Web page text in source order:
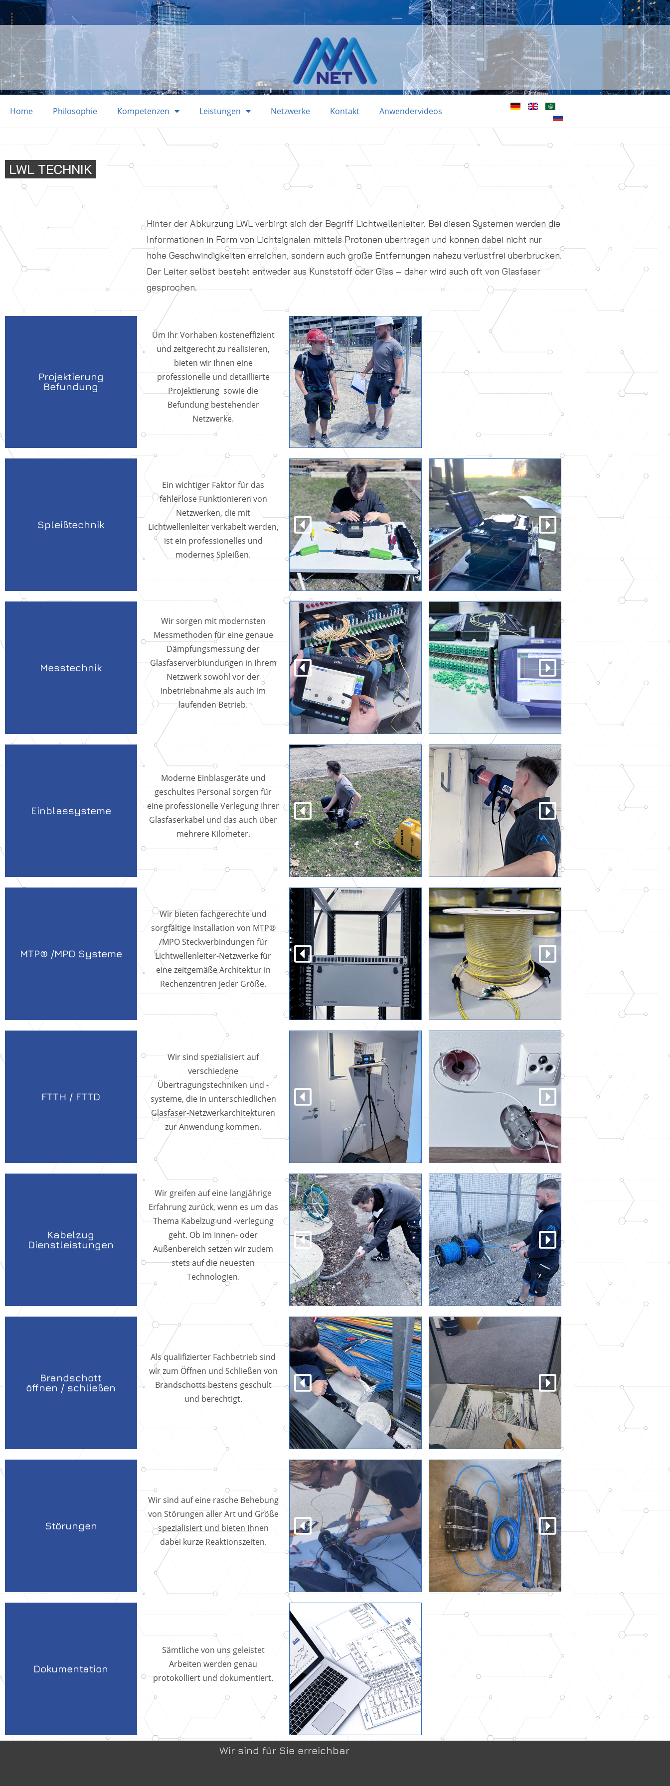
Home Philosophie Kompetenzen Leistungen Netzwerke Kontakt Anwendervideos
LWL TECHNIK
Hinter der Abkürzung LWL verbirgt sich der Begriff Lichtwellenleiter. Bei diesen Systemen werden die
Informationen in Form von Lichtsignalen mittels Protonen übertragen und können dabei nicht nur
hohe Geschwindigkeiten erreichen, sondern auch große Entfernungen nahezu verlustfrei überbrücken.
Der Leiter selbst besteht entweder aus Kunststoff oder Glas – daher wird auch oft von Glasfaser
gesprochen.
Projektierung
Befundung
Um Ihr Vorhaben kosteneffizient
und zeitgerecht zu realisieren,
bieten wir Ihnen eine
professionelle und detaillierte
Projektierung sowie die
Befundung bestehender
Netzwerke.
Spleißtechnik
Ein wichtiger Faktor für das
fehlerlose Funktionieren von
Netzwerken, die mit
Lichtwellenleiter verkabelt werden,
ist ein professionelles und
modernes Spleißen.
Messtechnik
Wir sorgen mit modernsten
Messmethoden für eine genaue
Dämpfungsmessung der
Glasfaserverbiundungen in Ihrem
Netzwerk sowohl vor der
Inbetriebnahme als auch im
laufenden Betrieb.
Einblassysteme
Moderne Einblasgeräte und
geschultes Personal sorgen für
eine professionelle Verlegung Ihrer
Glasfaserkabel und das auch über
mehrere Kilometer.
MTP® /MPO Systeme
Wir bieten fachgerechte und
sorgfältige Installation von MTP®
/MPO Steckverbindungen für
Lichtwellenleiter-Netzwerke für
eine zeitgemäße Architektur in
Rechenzentren jeder Größe.
FTTH / FTTD
Wir sind spezialisiert auf
verschiedene
Übertragungstechniken und -
systeme, die in unterschiedlichen
Glasfaser-Netzwerkarchitekturen
zur Anwendung kommen.
Kabelzug
Dienstleistungen
Wir greifen auf eine langjährige
Erfahrung zurück, wenn es um das
Thema Kabelzug und -verlegung
geht. Ob im Innen- oder
Außenbereich setzen wir zudem
stets auf die neuesten
Technologien.
Brandschott
öffnen / schließen
Als qualifizierter Fachbetrieb sind
wir zum Öffnen und Schließen von
Brandschotts bestens geschult
und berechtigt.
Störungen
Wir sind auf eine rasche Behebung
von Störungen aller Art und Größe
spezialisiert und bieten Ihnen
dabei kurze Reaktionszeiten.
Dokumentation
Sämtliche von uns geleistet
Arbeiten werden genau
protokolliert und dokumentiert.
Wir sind für Sie erreichbar